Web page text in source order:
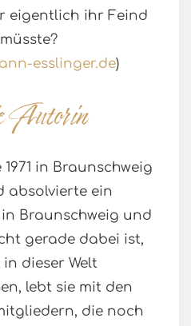
eigentlich ihr Feind
esslinger.de)
in Braunschweig
absolvierte ein
Braunschweig und
gerade dabei ist,
dieser Welt
lebt sie mit den
die noch